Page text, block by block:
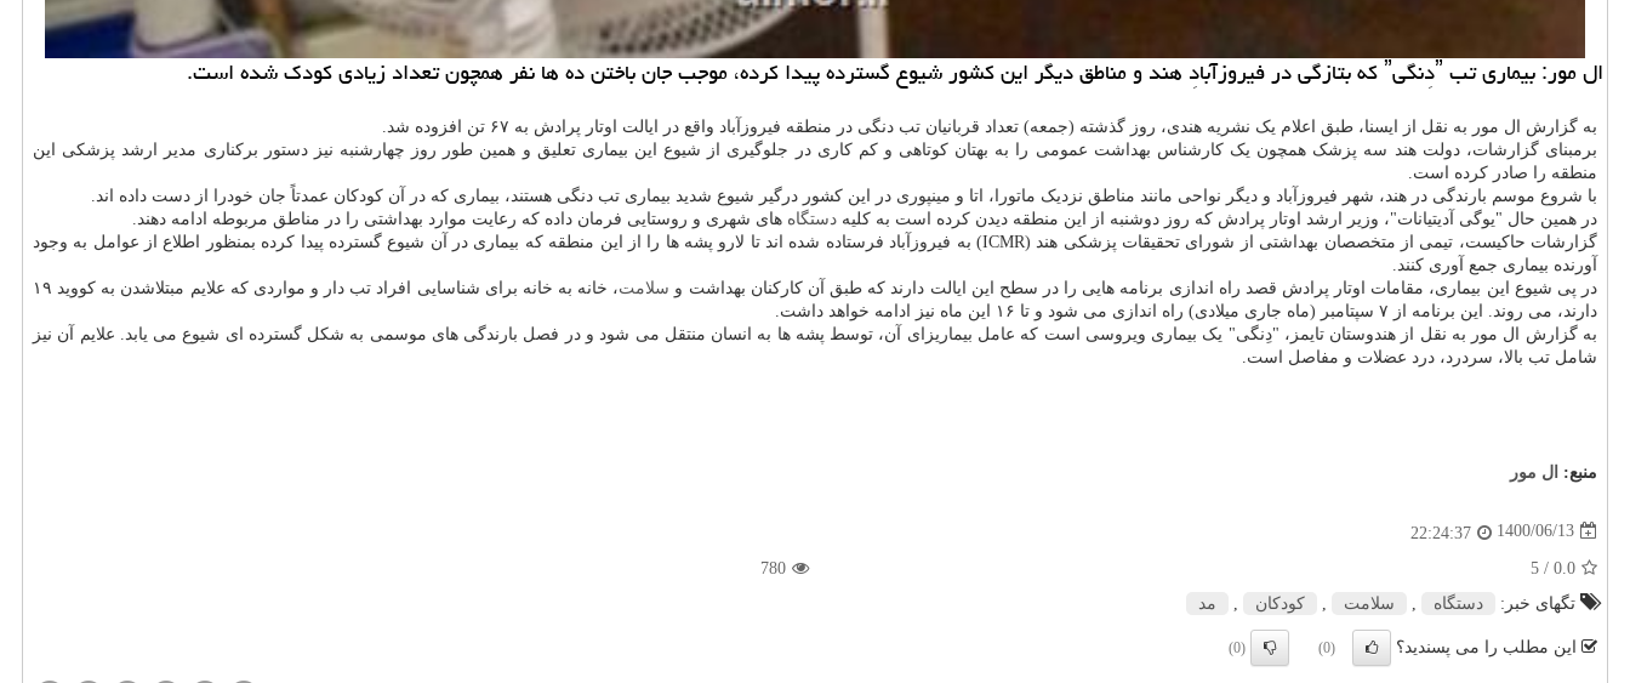
ال مور: بیماری تب ˮدِنگیˮ که بتازگی در فیروزآبادِ هند و مناطق دیگر این کشور شیوع گسترده پیدا کرده، موجب جان باختن ده ها نفر همچون تعداد زیادی کودک شده است.
به گزارش ال مور به نقل از ایسنا، طبق اعلام یک نشریه هندی، روز گذشته (جمعه) تعداد قربانیان تب دنگی در منطقه فیروزآباد واقع در ایالت اوتار پرادش به ۶۷ تن افزوده شد.
برمبنای گزارشات، دولت هند سه پزشک همچون یک کارشناس بهداشت عمومی را به بهتان کوتاهی و کم کاری در جلوگیری از شیوع این بیماری تعلیق و همین طور روز چهارشنبه نیز دستور برکناری مدیر ارشد پزشکی این
منطقه را صادر کرده است.
با شروع موسم بارندگی در هند، شهر فیروزآباد و دیگر نواحی مانند مناطق نزدیک ماتورا، اتا و مینپوری در این کشور درگیر شیوع شدید بیماری تب دنگی هستند، بیماری که در آن کودکان عمدتاً جان خودرا از دست داده اند.
در همین حال "یوگی آدیتیانات"، وزیر ارشد اوتار پرادش که روز دوشنبه از این منطقه دیدن کرده است به کلیه دستگاه های شهری و روستایی فرمان داده که رعایت موارد بهداشتی را در مناطق مربوطه ادامه دهند.
گزارشات حاکیست، تیمی از متخصصان بهداشتی از شورای تحقیقات پزشکی هند (ICMR) به فیروزآباد فرستاده شده اند تا لارو پشه ها را از این منطقه که بیماری در آن شیوع گسترده پیدا کرده بمنظور اطلاع از عوامل به وجود
آورنده بیماری جمع آوری کنند.
در پی شیوع این بیماری، مقامات اوتار پرادش قصد راه اندازی برنامه هایی را در سطح این ایالت دارند که طبق آن کارکنان بهداشت و سلامت
، خانه به خانه برای شناسایی افراد تب دار و مواردی که علایم مبتلاشدن به کووید ۱۹
دارند، می روند. این برنامه از ۷ سپتامبر (ماه جاری میلادی) راه اندازی می شود و تا ۱۶ این ماه نیز ادامه خواهد داشت.
به گزارش ال مور به نقل از هندوستان تایمز، "دِنگی" یک بیماری ویروسی است که عامل بیماریزای آن، توسط پشه ها به انسان منتقل می شود و در فصل بارندگی های موسمی به شکل گسترده ای شیوع می یابد. علایم آن نیز
شامل تب بالا، سردرد، درد عضلات و مفاصل است.
منبع: ال مور
1400/06/13
22:24:37
0.0
/ 5
780
تگهای خبر:
دستگاه سلامت كودكان مد
این مطلب را می پسندید؟ (0)
(0)